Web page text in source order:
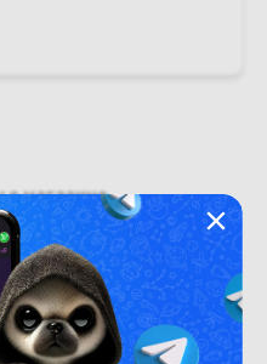
о магазине
USB+AUDIO